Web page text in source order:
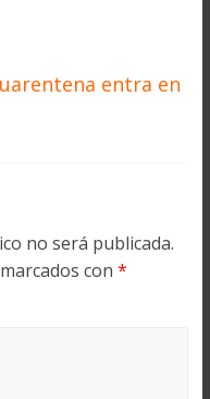
entra en
no será publicada.
con *